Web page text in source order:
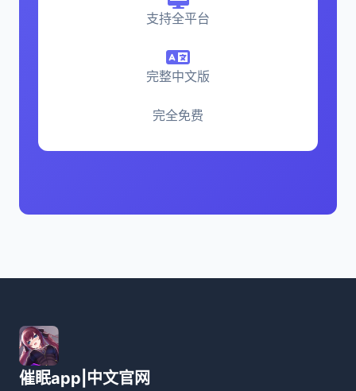
支持全平台
完整中文版
完全免费
催眠app|中文官网